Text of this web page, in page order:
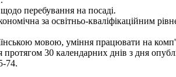
перебування на посаді.
за освітньо-кваліфікаційним
мовою, уміння працювати на
30 календарних днів з дня
74.